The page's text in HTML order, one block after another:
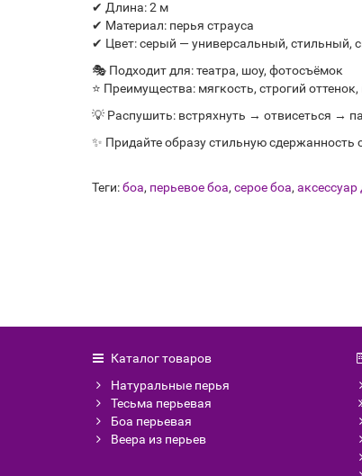
✔ Длина: 2 м
✔ Материал: перья страуса
✔ Цвет: серый — универсальный, стильный,
🎭 Подходит для: театра, шоу, фотосъёмок
⭐ Преимущества: мягкость, строгий
💡 Распушить: встряхнуть → отвисеться →
✨ Придайте образу стильную сдержанность
Теги:боа, перьевое боа, серое боа, аксессуар
Каталог товаров
Натуральные перья
Тесьма перьевая
Боа перьевая
Веера из перьев